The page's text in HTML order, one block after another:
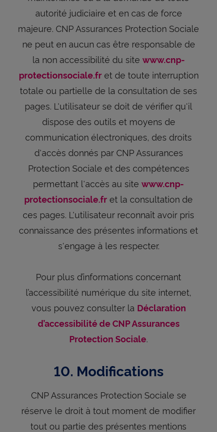
autorité judiciaire et en cas de force
majeure. CNP Assurances Protection Sociale
ne peut en aucun cas être responsable de
la non accessibilité du site www.cnp-
protectionsociale.fret de toute interruption
totale ou partielle de la consultation de ses
pages. L'utilisateur se doit de vérifier qu'il
dispose des outils et moyens de
communication électroniques, des droits
d'accès donnés par CNP Assurances
Protection Sociale et des compétences
permettant l'accès au site www.cnp-
protectionsociale.fr et la consultation de
ces pages. L'utilisateur reconnaît avoir pris
connaissance des présentes informations et
s'engage à les respecter.
Pour plus d’informations concernant
l’accessibilité numérique du site internet,
vous pouvez consulter la Déclaration
d’accessibilité de CNP Assurances
Protection Sociale.
10. Modifications
CNP Assurances Protection Sociale se
réserve le droit à tout moment de modifier
tout ou partie des présentes mentions